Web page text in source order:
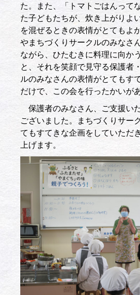
た。また、「トマトごはんって
た子どもたちが、炊き上がりよ
を混ぜるときの表情がとてもよ
やまちづくりサークルのみなさ
ながら、ひたむきに料理に向か
と、それを笑顔で見守る保護者
ルのみなさんの表情がとてもす
だけで、この会を行ったかいが
保護者のみなさん、ご支援い
ございました。まちづくりサー
てもすてきな企画をしていただ
上げます。